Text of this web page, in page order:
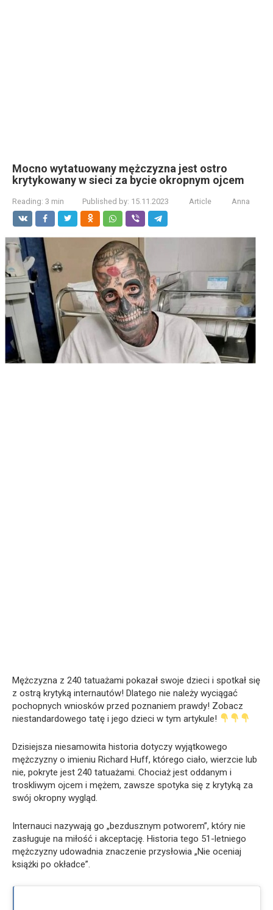
Mocno wytatuowany mężczyzna jest ostro
krytykowany w sieci za bycie okropnym ojcem
Reading: 3 min Published by: 15.11.2023 Article Anna
Mężczyzna z 240 tatuażami pokazał swoje dzieci i spotkał się
z ostrą krytyką internautów! Dlatego nie należy wyciągać
pochopnych wniosków przed poznaniem prawdy! Zobacz
niestandardowego tatę i jego dzieci w tym artykule!
Dzisiejsza niesamowita historia dotyczy wyjątkowego
mężczyzny o imieniu Richard Huff, którego ciało, wierzcie lub
nie, pokryte jest 240 tatuażami. Chociaż jest oddanym i
troskliwym ojcem i mężem, zawsze spotyka się z krytyką za
swój okropny wygląd.
Internauci nazywają go „bezdusznym potworem”, który nie
zasługuje na miłość i akceptację. Historia tego 51-letniego
mężczyzny udowadnia znaczenie przysłowia „Nie oceniaj
książki po okładce”.